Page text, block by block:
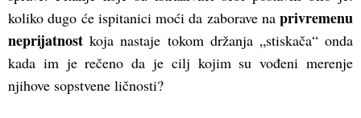
koliko dugo će ispitanici moći da zaborave na privremenu
neprijatnost koja nastaje tokom držanja „stiskača“ onda
kada im je rečeno da je cilj kojim su vođeni merenje
njihove sopstvene ličnosti?